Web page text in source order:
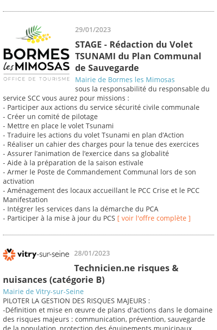
29/01/2023
STAGE - Rédaction du Volet
TSUNAMI du Plan Communal
de Sauvegarde
Mairie de Bormes les Mimosas
sous la responsabilité du responsable du
service SCC vous aurez pour missions :
- Participer aux actions du service sécurité civile communale
- Créer un comité de pilotage
- Mettre en place le volet Tsunami
- Traduire les actions du volet Tsunami en plan d’Action
- Réaliser un cahier des charges pour la tenue des exercices
- Assurer l’animation de l’exercice dans sa globalité
- Aide à la préparation de la saison estivale
- Armer le Poste de Commandement Communal lors de son
activation
- Aménagement des locaux accueillant le PCC Crise et le PCC
Manifestation
- Intégrer les services dans la démarche du PCA
- Participer à la mise à jour du PCS [ voir l'offre complète ]
28/01/2023
Technicien.ne risques &
nuisances (catégorie B)
Mairie de Vitry-sur-Seine
PILOTER LA GESTION DES RISQUES MAJEURS :
-Définition et mise en œuvre de plans d'actions dans le domaine
des risques majeurs : communication, prévention, sauvegarde